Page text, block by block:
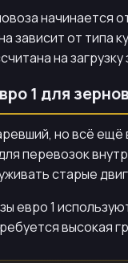
начинается
зависит от типа
на
1 для
но всё
перевозок
старые
евро 1
высокая